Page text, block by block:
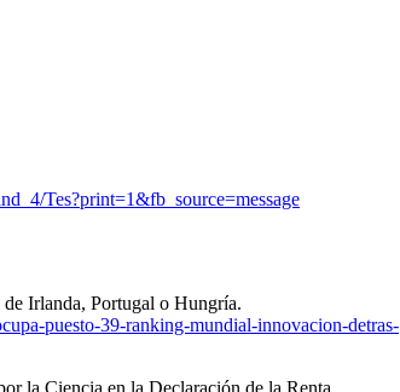
Tes?print=1&fb_source=message
Irlanda, Portugal o Hungría.
puesto-39-ranking-mundial-innovacion-detras-
la Ciencia en la Declaración de la Renta.